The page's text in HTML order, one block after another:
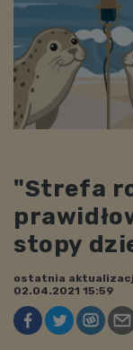
"Strefa
stopy
ostatnia
02.04.2021 15:59